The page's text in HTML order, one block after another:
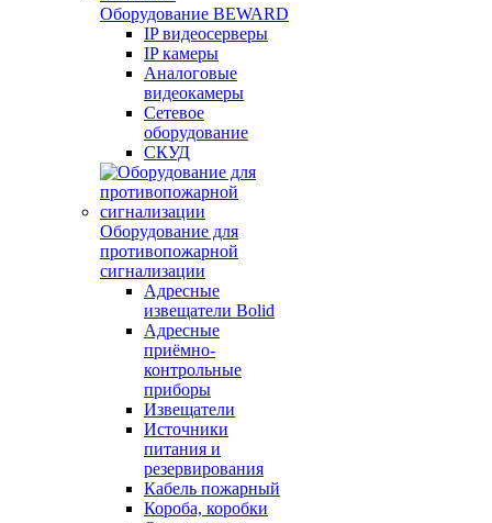
Оборудование BEWARD
IP видеосерверы
IP камеры
Аналоговые
видеокамеры
Сетевое
оборудование
СКУД
Оборудование для
противопожарной
сигнализации
Адресные
извещатели Bolid
Адресные
приёмно-
контрольные
приборы
Извещатели
Источники
питания и
резервирования
Кабель пожарный
Короба, коробки